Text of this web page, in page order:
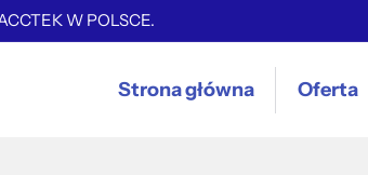
W POLSCE.
Strona główna Oferta